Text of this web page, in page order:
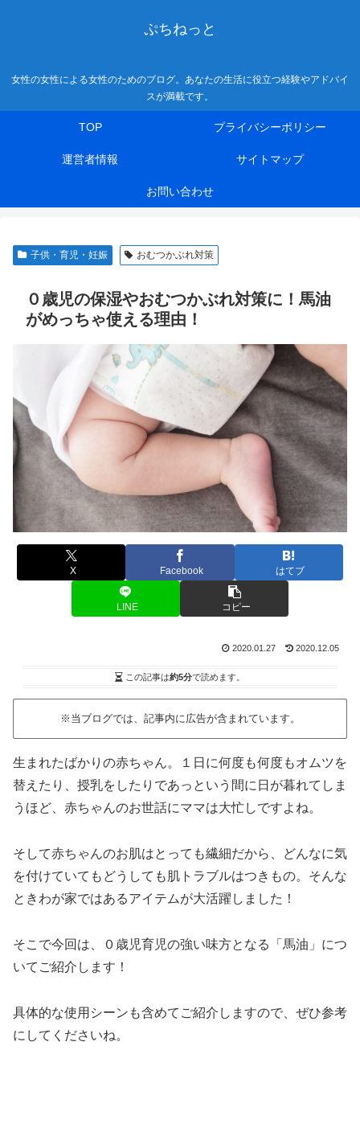
ぷちねっと
女性の女性による女性のためのブログ。あなたの生活に役立つ経験やアドバイ
スが満載です。
TOP プライバシーポリシー
運営者情報 サイトマップ
お問い合わせ
子供・育児・妊娠 おむつかぶれ対策
０歳児の保湿やおむつかぶれ対策に！馬油
がめっちゃ使える理由！
X Facebook はてブ
LINE コピー
2020.01.27 2020.12.05
この記事は約5分で読めます。
※当ブログでは、記事内に広告が含まれています。
生まれたばかりの赤ちゃん。１日に何度も何度もオムツを
替えたり、授乳をしたりであっという間に日が暮れてしま
うほど、赤ちゃんのお世話にママは大忙しですよね。
そして赤ちゃんのお肌はとっても繊細だから、どんなに気
を付けていてもどうしても肌トラブルはつきもの。そんな
ときわが家ではあるアイテムが大活躍しました！
そこで今回は、０歳児育児の強い味方となる「馬油」につ
いてご紹介します！
具体的な使用シーンも含めてご紹介しますので、ぜひ参考
にしてくださいね。